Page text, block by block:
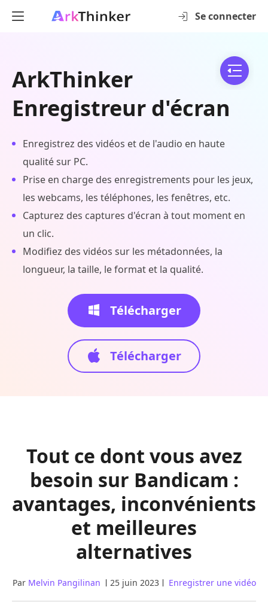
Se connecter
ArkThinker
Enregistreur d'écran
Enregistrez des vidéos et de l'audio en haute
qualité sur PC.
Prise en charge des enregistrements pour les jeux,
les webcams, les téléphones, les fenêtres, etc.
Capturez des captures d'écran à tout moment en
un clic.
Modifiez des vidéos sur les métadonnées, la
longueur, la taille, le format et la qualité.
Télécharger
Télécharger
Tout ce dont vous avez
besoin sur Bandicam :
avantages, inconvénients
et meilleures
alternatives
Par Melvin Pangilinan 25 juin 2023 Enregistrer une vidéo